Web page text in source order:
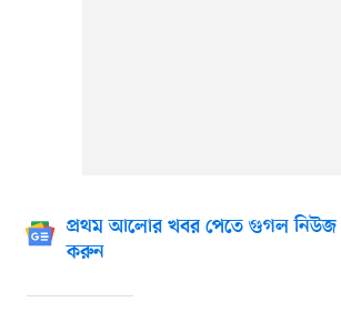
প্রথম আলোর খবর পেতে গুগল নিউজ
করুন